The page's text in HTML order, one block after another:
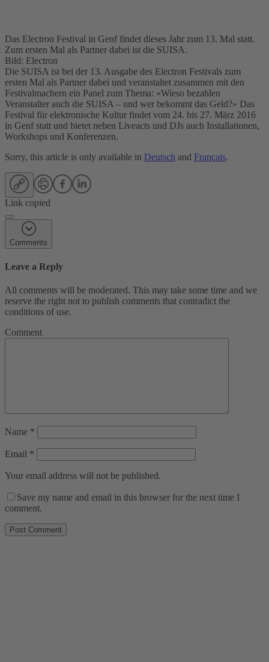
Das Electron Festival in Genf findet dieses Jahr zum 13. Mal statt.
Zum ersten Mal als Partner dabei ist die SUISA.
Bild: Electron
Die SUISA ist bei der 13. Ausgabe des Electron Festivals zum
ersten Mal als Partner dabei und veranstaltet zusammen mit den
Festivalmachern ein Panel zum Thema: «Wieso bezahlen
Veranstalter auch die SUISA – und wer bekommt das Geld?» Das
Festival für elektronische Kultur findet vom 24. bis 27. März 2016
in Genf statt und bietet neben Liveacts und DJs auch Installationen,
Workshops und Konferenzen.
Sorry, this article is only available in Deutsch and Français.
Link copied
Comments
Leave a Reply
All comments will be moderated. This may take some time and we
reserve the right not to publish comments that contradict the
conditions of use.
Comment
Name *
Email *
Your email address will not be published.
Save my name and email in this browser for the next time I
comment.